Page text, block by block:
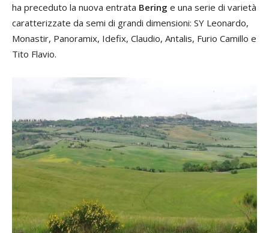
ha preceduto la nuova entrata Bering e una serie di varietà
caratterizzate da semi di grandi dimensioni: SY Leonardo,
Monastir, Panoramix, Idefix, Claudio, Antalis, Furio Camillo e
Tito Flavio.